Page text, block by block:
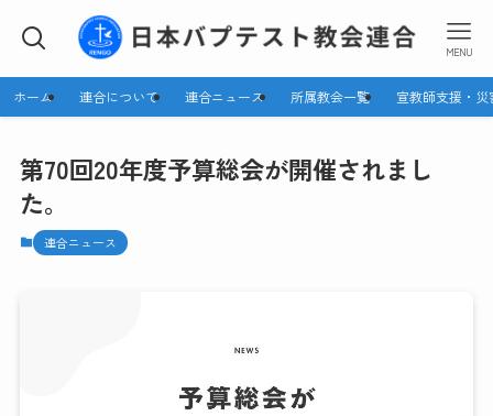
MENU
ホーム 連合について 連合ニュース 所属教会一覧 宣教師支援・災
第70回20年度予算総会が開催されまし
た。
連合ニュース